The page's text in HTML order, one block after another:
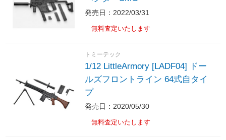
発売日：2022/03/31
無料査定いたします
トミーテック
1/12 LittleArmory [LADF04] ドー
ルズフロントライン 64式自タイ
プ
発売日：2020/05/30
無料査定いたします